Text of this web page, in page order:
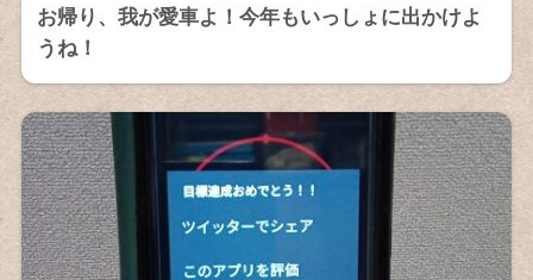
お帰り、我が愛車よ！今年もいっしょに出かけよ
うね！